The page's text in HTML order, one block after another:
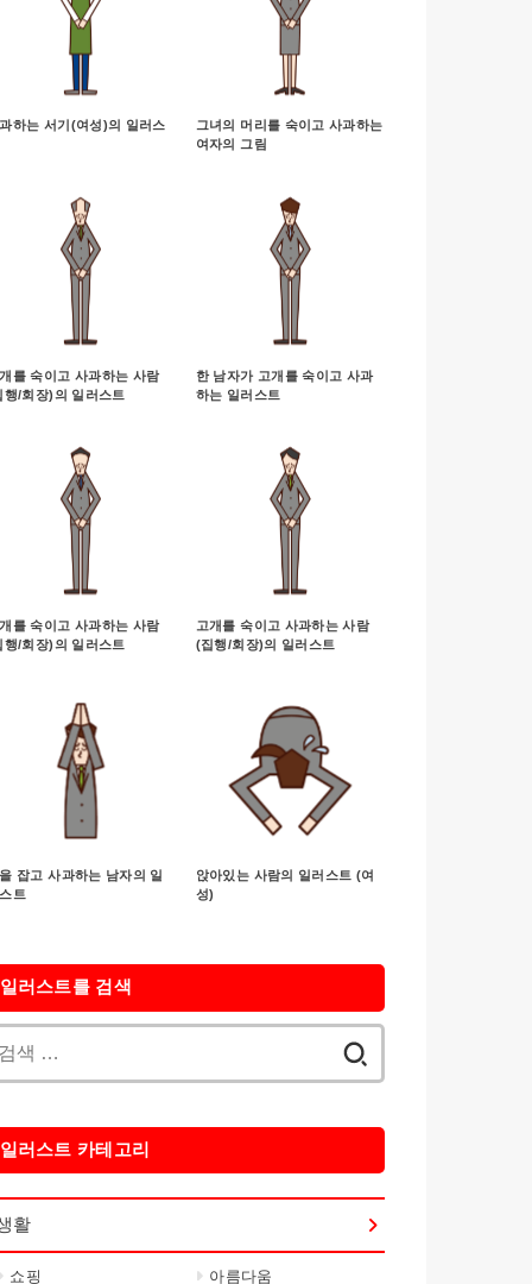
하는 서기(여성)의 일러스
그녀의 머리를 숙이고 사과하는
여자의 그림
를 숙이고 사과하는 사람
행/회장)의 일러스트
한 남자가 고개를 숙이고 사과
하는 일러스트
를 숙이고 사과하는 사람
행/회장)의 일러스트
고개를 숙이고 사과하는 사람
(집행/회장)의 일러스트
잡고 사과하는 남자의 일
트
앉아있는 사람의 일러스트 (여
성)
일러스트를 검색
일러스트 카테고리
활
쇼핑 아름다움